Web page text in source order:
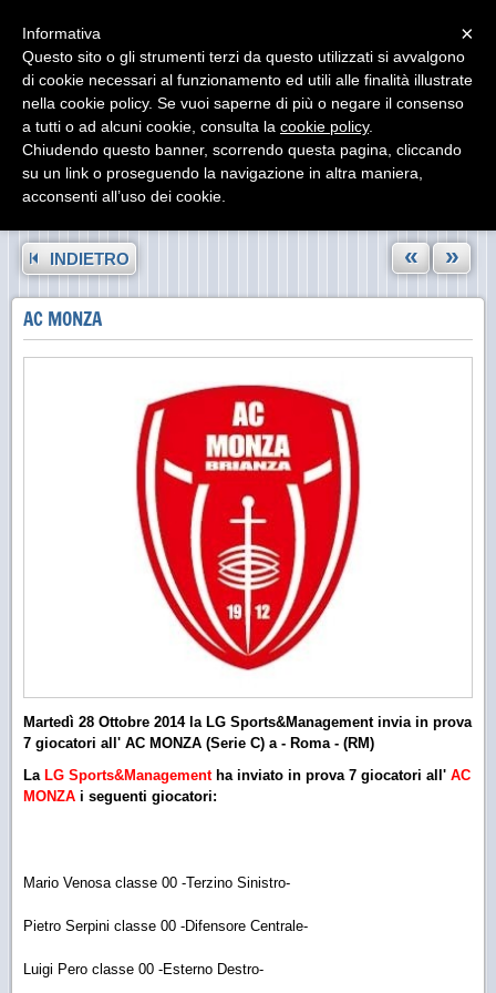
INDIETRO « »
AC MONZA
Martedì 28 Ottobre 2014 la LG Sports&Management invia in prova
7 giocatori all' AC MONZA (Serie C) a - Roma - (RM)
La LG Sports&Management ha inviato in prova 7 giocatori all' AC
MONZA i seguenti giocatori:
Mario Venosa classe 00 -Terzino Sinistro-
Pietro Serpini classe 00 -Difensore Centrale-
Luigi Pero classe 00 -Esterno Destro-
×
Informativa
Questo sito o gli strumenti terzi da questo utilizzati si avvalgono
di cookie necessari al funzionamento ed utili alle finalità illustrate
nella cookie policy. Se vuoi saperne di più o negare il consenso
a tutti o ad alcuni cookie, consulta la cookie policy.
Chiudendo questo banner, scorrendo questa pagina, cliccando
su un link o proseguendo la navigazione in altra maniera,
acconsenti all’uso dei cookie.